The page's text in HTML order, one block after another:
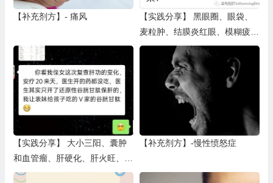
【补充剂方】- 痛风
【实践分享】 黑眼圈、眼袋、
麦粒肿、结膜炎红眼、模糊疲劳
干涩、飞蚊症、近视老花、干眼
症（三）
【实践分享】 大小三阳、囊肿
和血管瘤、肝硬化、肝火旺、肝
酶、脂肪肝、胆结石、胆囊炎、
【补充剂方】-慢性愤怒症